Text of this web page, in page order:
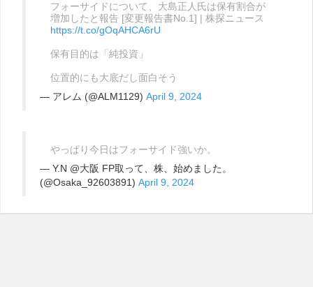
フォーサイドについて、大島正人氏は保有割合が
増加したと報告 [変更報告書No.1] | 株探ニュース
https://t.co/gOqAHCA6rU
保有目的は「純投資」
位置的にも大底だし面白そう
— アレム (@ALM1129) April 9, 2024
やっぱり今日はフォーサイド強いか。
— Y.N @大阪 FP取って、株、始めました。
(@Osaka_92603891) April 9, 2024